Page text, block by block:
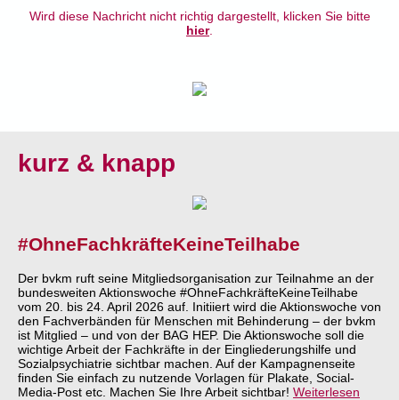
Wird diese Nachricht nicht richtig dargestellt, klicken Sie bitte
hier.
kurz & knapp
#OhneFachkräfteKeineTeilhabe
Der bvkm ruft seine Mitgliedsorganisation zur Teilnahme an der
bundesweiten Aktionswoche #OhneFachkräfteKeineTeilhabe
vom 20. bis 24. April 2026 auf. Initiiert wird die Aktionswoche von
den Fachverbänden für Menschen mit Behinderung – der bvkm
ist Mitglied – und von der BAG HEP. Die Aktionswoche soll die
wichtige Arbeit der Fachkräfte in der Eingliederungshilfe und
Sozialpsychiatrie sichtbar machen. Auf der Kampagnenseite
finden Sie einfach zu nutzende Vorlagen für Plakate, Social-
Media-Post etc. Machen Sie Ihre Arbeit sichtbar! Weiterlesen